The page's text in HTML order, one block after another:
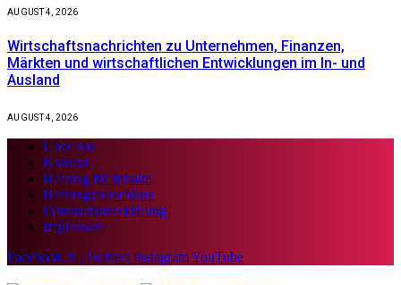
AUGUST 4, 2026
Wirtschaftsnachrichten zu Unternehmen, Finanzen,
Märkten und wirtschaftlichen Entwicklungen im In- und
Ausland
AUGUST 4, 2026
Über uns
Kontakt
Haftung für Inhalte
Haftungsausschluss
Datenschutzerklärung
Impressum
Facebook X (Twitter) InstagramYouTube